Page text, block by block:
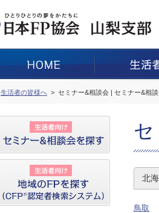
生活者の皆様へ セミナー&相談会 | セミナー&相
セ
北
鳥取